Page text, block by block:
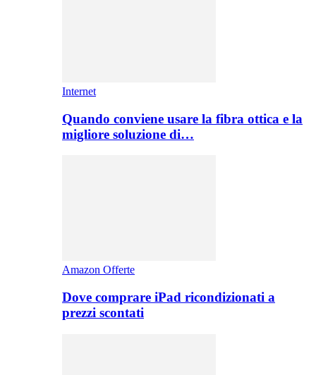
Internet
Quando conviene usare la fibra ottica e la
migliore soluzione di…
Amazon Offerte
Dove comprare iPad ricondizionati a
prezzi scontati